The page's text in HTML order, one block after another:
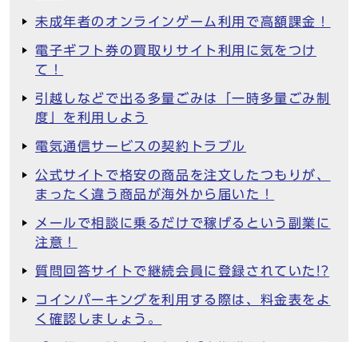
未成年者のオンラインゲーム利用で高額課金！
電子ギフト券の買取りサイト利用に気をつけ
て！
引越しなどで出る多量ごみは「一時多量ごみ制
度」を利用しよう
電気通信サービスの契約トラブル
公式サイトで格安の商品を注文したつもりが、
まったく違う商品が海外から届いた！
メールで相談に乗るだけで稼げるという副業に
注意！
質問回答サイトで継続会員に登録されていた!?
コインパーキングを利用する際は、料金表をよ
く確認しましょう。